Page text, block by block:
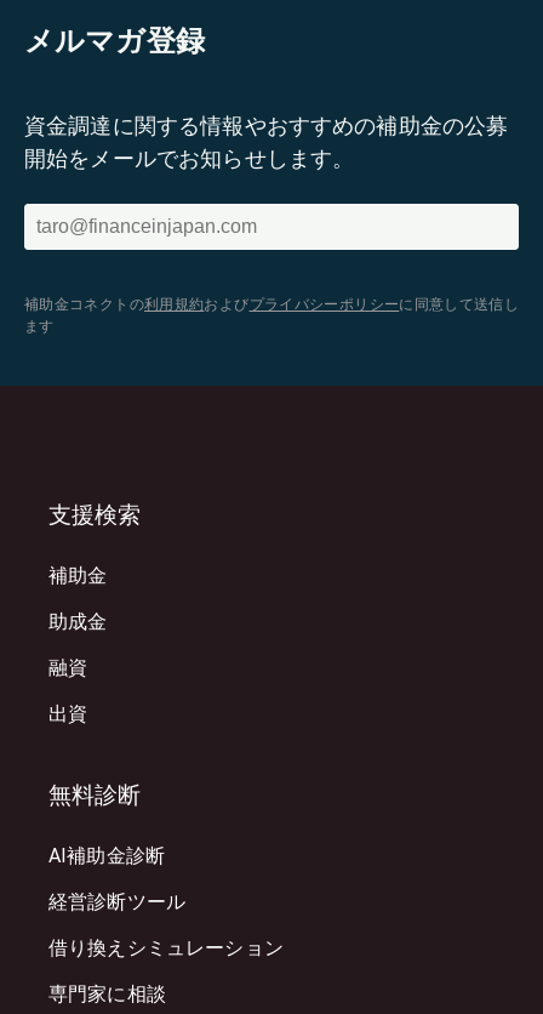
メルマガ登録
資金調達に関する情報やおすすめの補助金の公募
開始をメールでお知らせします。
補助金コネクトの利用規約およびプライバシーポリシーに同意して送信し
ます
支援検索
補助金
助成金
融資
出資
無料診断
AI補助金診断
経営診断ツール
借り換えシミュレーション
専門家に相談